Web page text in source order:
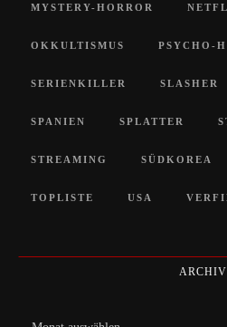
MYSTERY-HORROR
OKKULTISMUS PSYCHO-
SERIENKILLER SLASHER
SPANIEN SPLATTER
STREAMING SÜDKOREA
TOPLISTE USA
ARCHIV
Archiv